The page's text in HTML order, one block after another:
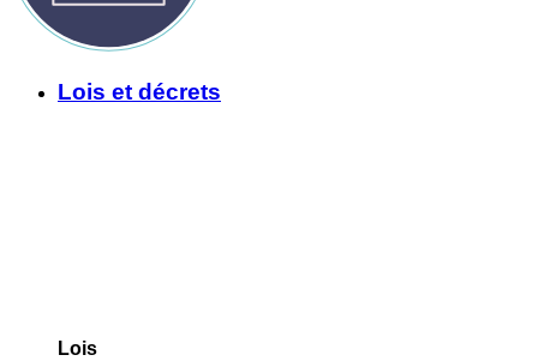
Lois et décrets
Lois